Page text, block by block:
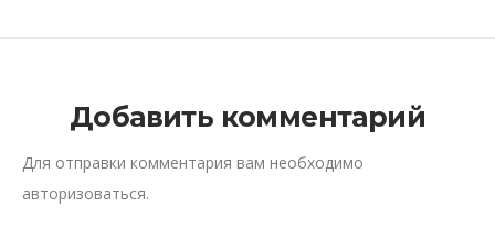
Добавить комментарий
Для отправки комментария вам необходимо
авторизоваться.